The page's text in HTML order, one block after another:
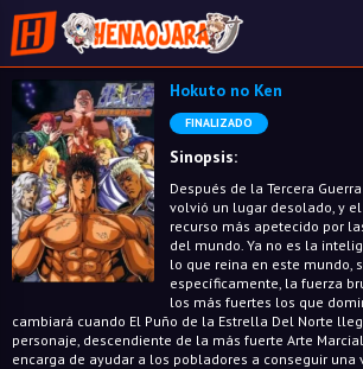
Hokuto no Ken
FINALIZADO
Sinopsis:
Después de la Tercera
volvió un lugar desolado, y
recurso más apetecido por
del mundo. Ya no es la
lo que reina en este mundo,
específicamente, la fuerza
los más fuertes los que
cambiará cuando El Puño de la Estrella Del Norte
personaje, descendiente de la más fuerte Arte
encarga de ayudar a los pobladores a conseguir una